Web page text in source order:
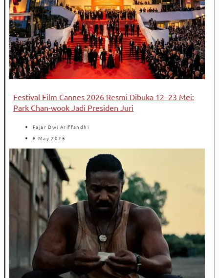
Festival Film Cannes 2026 Resmi Dibuka 12–23 Mei:
Park Chan-wook Jadi Presiden Juri
Fajar Dwi Ariffandhi
8 May 2026